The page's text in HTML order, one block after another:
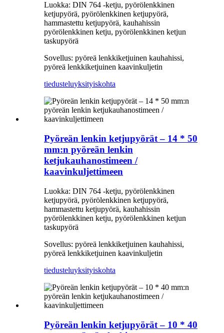
Luokka: DIN 764 -ketju, pyörölenkkinen
ketjupyörä, pyörölenkkinen ketjupyörä,
hammastettu ketjupyörä, kauhahissin
pyörölenkkinen ketju, pyörölenkkinen ketjun
taskupyörä
Sovellus: pyöreä lenkkiketjuinen kauhahissi,
pyöreä lenkkiketjuinen kaavinkuljetin
tiedusteluyksityiskohta
Pyöreän lenkin ketjupyörät – 14 * 50
mm:n pyöreän lenkin
ketjukauhanostimeen /
kaavinkuljettimeen
Luokka: DIN 764 -ketju, pyörölenkkinen
ketjupyörä, pyörölenkkinen ketjupyörä,
hammastettu ketjupyörä, kauhahissin
pyörölenkkinen ketju, pyörölenkkinen ketjun
taskupyörä
Sovellus: pyöreä lenkkiketjuinen kauhahissi,
pyöreä lenkkiketjuinen kaavinkuljetin
tiedusteluyksityiskohta
Pyöreän lenkin ketjupyörät – 10 * 40